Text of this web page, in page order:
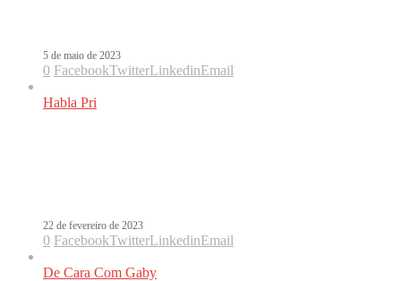
5 de maio de 2023
0 FacebookTwitterLinkedinEmail
Habla Pri
22 de fevereiro de 2023
0 FacebookTwitterLinkedinEmail
De Cara Com Gaby